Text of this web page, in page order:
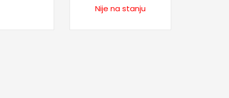
Nije na stanju